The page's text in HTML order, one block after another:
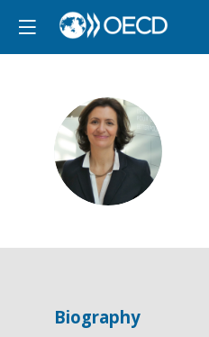
EP
Biography